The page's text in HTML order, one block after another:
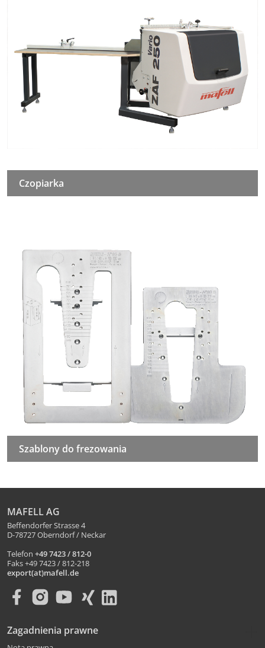
Czopiarka
Szablony do frezowania
MAFELL AG
Beffendorfer Strasse 4
D-78727 Oberndorf / Neckar
Telefon +49 7423 / 812-0
Faks +49 7423 / 812-218
export(at)mafell.de
Zagadnienia prawne